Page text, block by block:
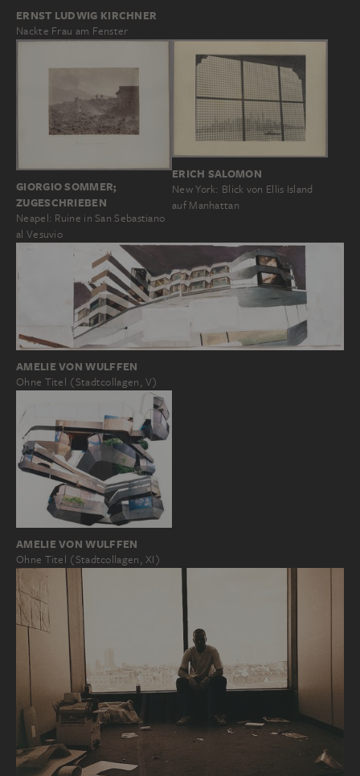
ERNST LUDWIG KIRCHNER
Nackte Frau am Fenster
GIORGIO SOMMER;
ZUGESCHRIEBEN
Neapel: Ruine in San Sebastiano
al Vesuvio
ERICH SALOMON
New York: Blick von Ellis Island
auf Manhattan
AMELIE VON WULFFEN
Ohne Titel (Stadtcollagen, V)
AMELIE VON WULFFEN
Ohne Titel (Stadtcollagen, XI)